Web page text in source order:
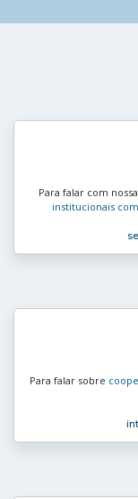
Para falar com nossa
institucionais
Para falar sobre